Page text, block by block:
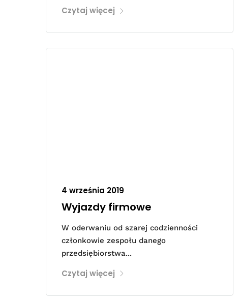
Czytaj więcej
4 września 2019
Wyjazdy firmowe
W oderwaniu od szarej codzienności
członkowie zespołu danego
przedsiębiorstwa...
Czytaj więcej